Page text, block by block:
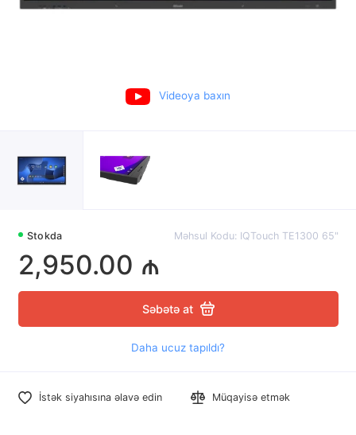
Videoya baxın
Stokda Məhsul Kodu: IQTouch TE1300 65"
2,950.00 ₼
Səbətə at
Daha ucuz tapıldı?
İstək siyahısına əlavə edin Müqayisə etmək